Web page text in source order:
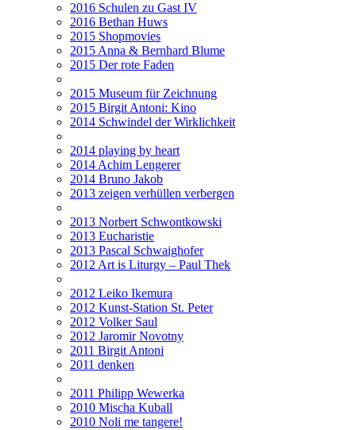
2016 Schulen zu Gast IV
2016 Bethan Huws
2015 Shopmovies
2015 Anna & Bernhard Blume
2015 Der rote Faden
2015 Museum für Zeichnung
2015 Birgit Antoni: Kino
2014 Schwindel der Wirklichkeit
2014 playing by heart
2014 Achim Lengerer
2014 Bruno Jakob
2013 zeigen verhüllen verbergen
2013 Norbert Schwontkowski
2013 Eucharistie
2013 Pascal Schwaighofer
2012 Art is Liturgy – Paul Thek
2012 Leiko Ikemura
2012 Kunst-Station St. Peter
2012 Volker Saul
2012 Jaromir Novotny
2011 Birgit Antoni
2011 denken
2011 Philipp Wewerka
2010 Mischa Kuball
2010 Noli me tangere!